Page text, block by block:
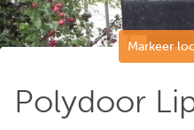
Markeer
Polydoor